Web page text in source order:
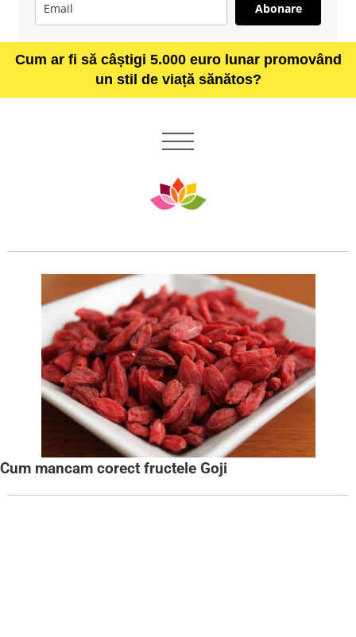
Abonare
Cum ar fi să câștigi 5.000 euro lunar promovând
un stil de viață sănătos?
Cum mancam corect fructele Goji